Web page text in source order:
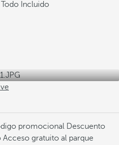
Incluido
promocional Descuento
Acceso gratuito al parque